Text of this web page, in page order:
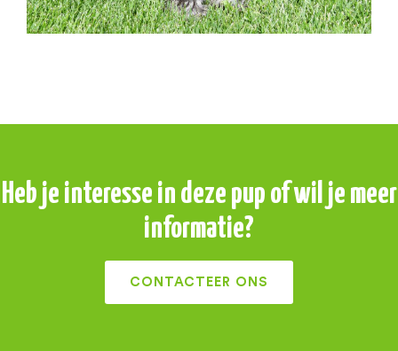
Heb je interesse in deze pup of wil je meer
informatie?
CONTACTEER ONS